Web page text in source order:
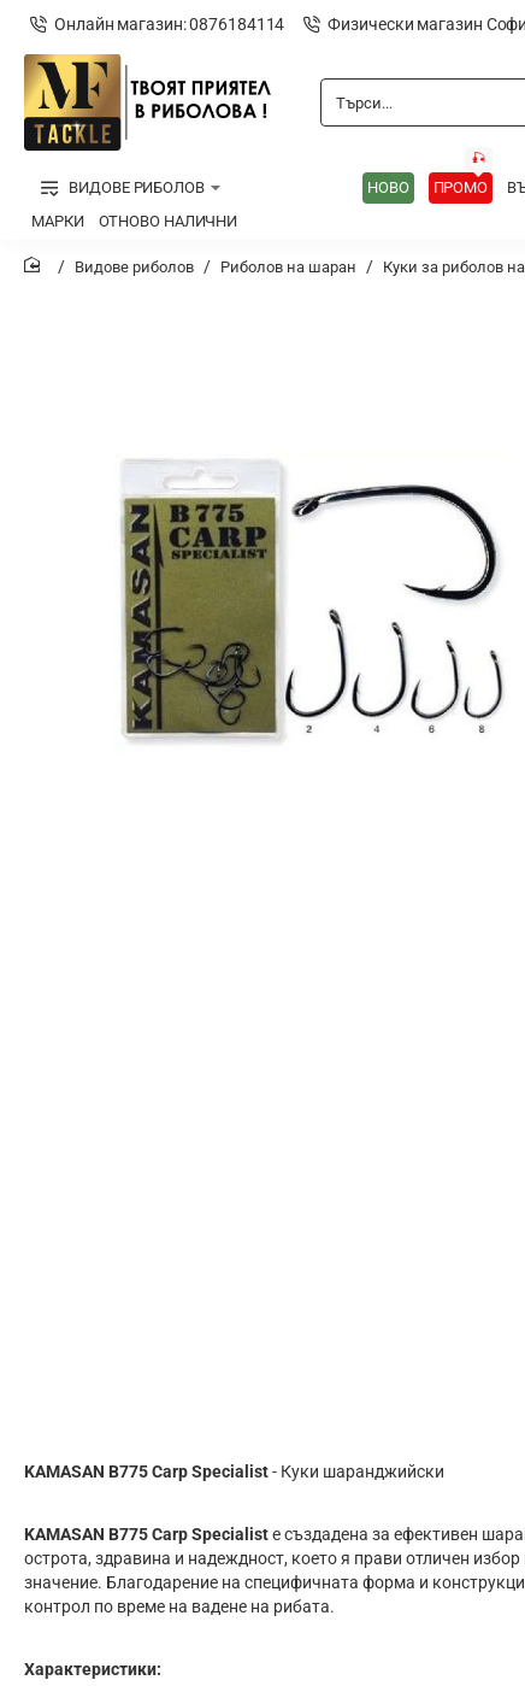
Онлайн магазин: 0876184114 Физически магазин
Търси...
ВИДОВЕ РИБОЛОВ НОВО ПРОМО
🎣
МАРКИ
ОТНОВО НАЛИЧНИ
Видове риболов Риболов на шаран Куки за риболов
KAMASAN B775 Carp Specialist- Куки шаранджийски
KAMASAN B775 Carp Specialistе създадена за ефективен
острота, здравина и надеждност, което я прави отличен
значение. Благодарение на специфичната форма и
контрол по време на вадене на рибата.
Характеристики: